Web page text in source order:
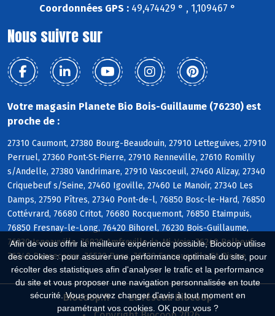
Afin de vous offrir la meilleure expérience possible, Biocoop utilise
des cookies : pour assurer une performance optimale du site, pour
récolter des statistiques afin d'analyser le trafic et la performance
du site et vous proposer une navigation personnalisée en toute
sécurité. Vous pouvez changer d'avis à tout moment en
paramétrant vos cookies. OK pour vous ?
Coordonnées GPS : 49,474429 ° , 1,109467 °
Nous suivre sur
Votre magasin Planete Bio Bois-Guillaume (76230) est
proche de :
27310 Caumont, 27380 Bourg-Beaudouin, 27910 Letteguives, 27910
Perruel, 27360 Pont-St-Pierre, 27910 Renneville, 27610 Romilly
s/Andelle, 27380 Vandrimare, 27910 Vascoeuil, 27460 Alizay, 27340
Criquebeuf s/Seine, 27460 Igoville, 27460 Le Manoir, 27340 Les
Damps, 27590 Pîtres, 27340 Pont-de-l, 76850 Bosc-le-Hard, 76850
Cottévrard, 76680 Critot, 76680 Rocquemont, 76850 Etaimpuis,
76850 Fresnay-le-Long, 76420 Bihorel, 76230 Bois-Guillaume,
76230 Isneauville, 76920 Amfreville-la-Mi-Voie, 76240 Belbeuf,
76240 Bonsecours, 76520 Boos, 76520 Franqueville-St-Pierre
Biocoop.fr
Le réseau Biocoop